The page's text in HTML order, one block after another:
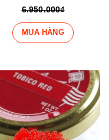
6.950.000₫
MUA HÀNG